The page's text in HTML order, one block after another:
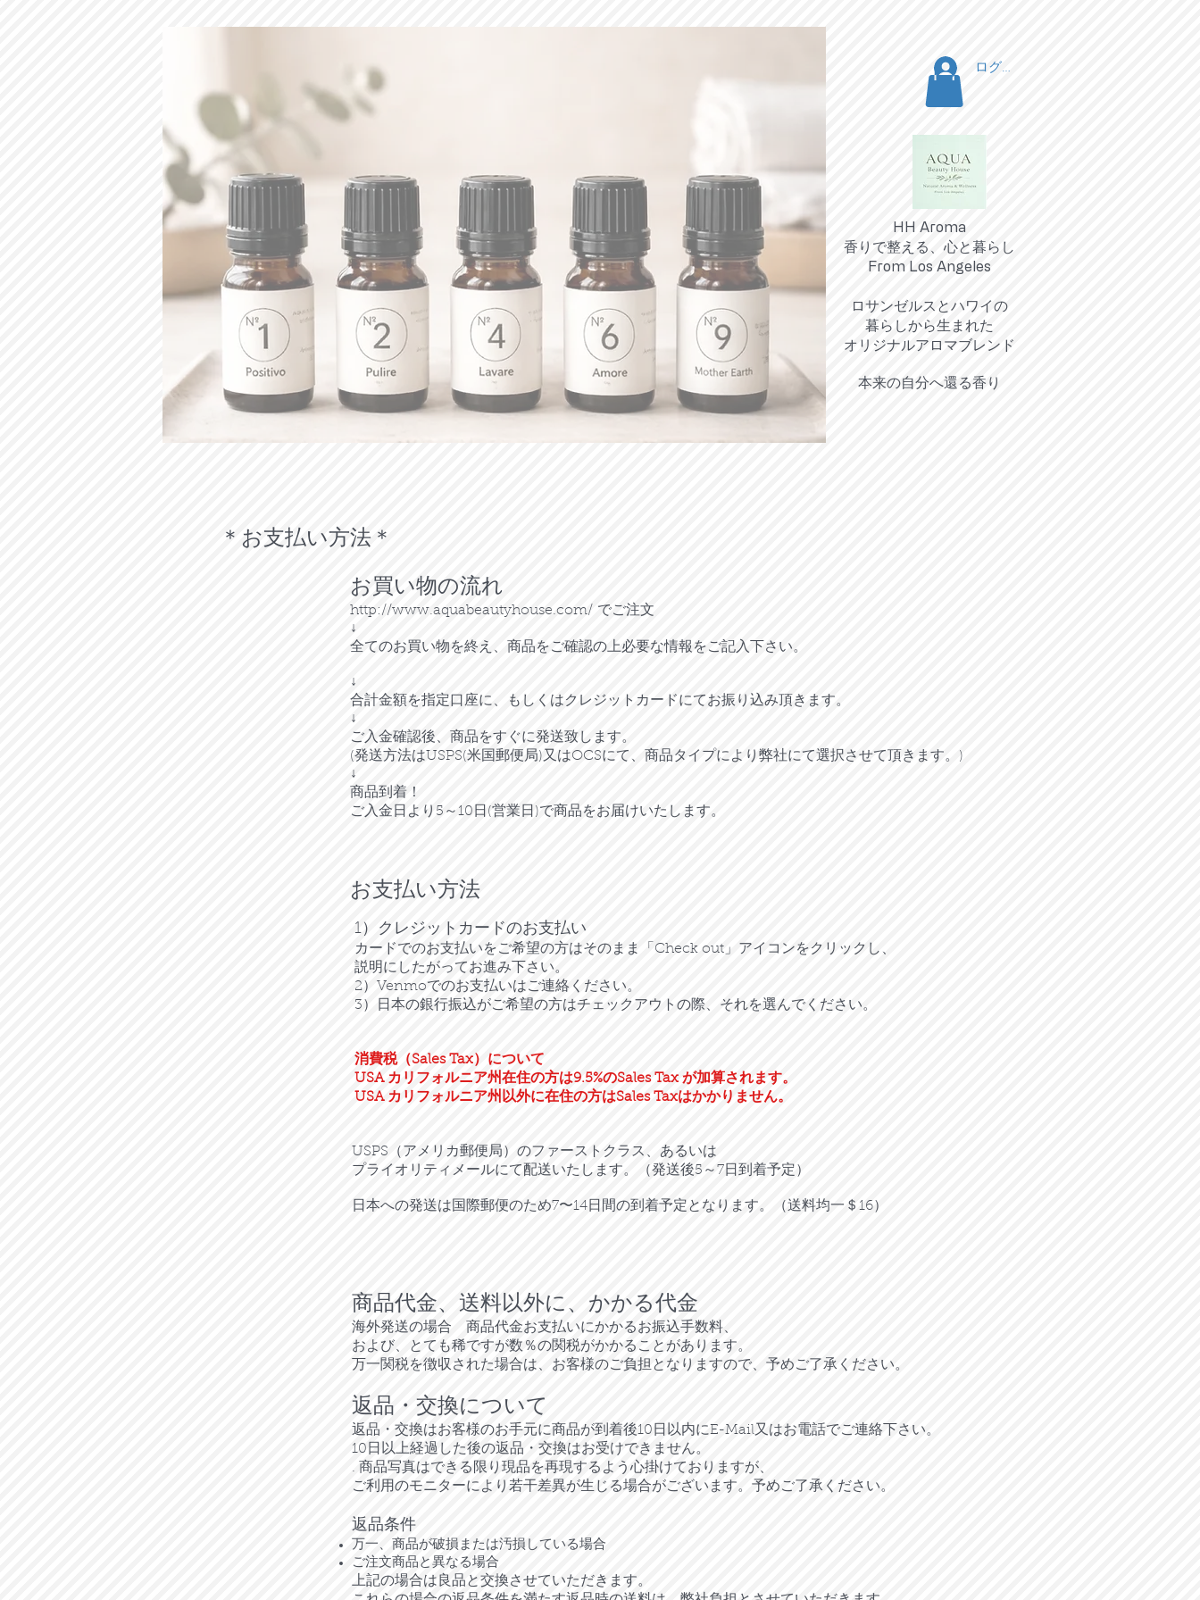
ログイン
HH Aroma
香りで整える、心と暮らし
From Los Angeles
ロサンゼルスとハワイの
暮らしから生まれた
オリジナルアロマブレンド
​本来の自分へ還る香り
お買い物の流れ
http://www.aquabeautyhouse.com/ でご注文
↓
全てのお買い物を終え、商品をご確認の上必要な情報をご記入下さい。
↓
合計金額を指定口座に、もしくはクレジットカードにてお振り込み頂きます。
↓
ご入金確認後、商品をすぐに発送致します。
(発送方法はUSPS(米国郵便局)又はOCSにて、商品タイプにより弊社にて選択させて頂きます。)
↓
商品到着！
ご入金日より5～10日(営業日)で商品をお届けいたします。
＊お支払い方法＊
お支払い方法
1）クレジットカードのお支払い
カードでのお支払いをご希望の方はそのまま「Check out」アイコンをクリックし、
説明にしたがってお進み下さい。
2）Venmoでのお支払いはご連絡ください。
​3）日本の銀行振込がご希望の方はチェックアウトの際、それを選んでください。
消費税（Sales Tax）について
USA カリフォルニア州在住の方は9.5%のSales Tax が加算されます。
USA カリフォルニア州以外に在住の方はSales Taxはかかりません。
USPS（アメリカ郵便局）のファーストクラス、あるいは
プライオリティメールにて配送いたします。（発送後5～7日到着予定）
​日本への発送は国際郵便のため7〜14日間の到着予定となります。（送料均一＄16）​
商品代金、送料以外に、かかる代金
海外発送の場合 商品代金お支払いにかかるお振込手数料、
および、とても稀ですが数％の関税がかかることがあります。
万一関税を徴収された場合は、お客様のご負担となりますので、予めご了承ください。
返品・交換について
返品・交換はお客様のお手元に商品が到着後10日以内にE-Mail又はお電話でご連絡下さい。
10日以上経過した後の返品・交換はお受けできません。
. 商品写真はできる限り現品を再現するよう心掛けておりますが、
ご利用のモニターにより若干差異が生じる場合がございます。予めご了承ください。
返品条件
万一、商品が破損または汚損している場合
ご注文商品と異なる場合
上記の場合は良品と交換させていただきます。